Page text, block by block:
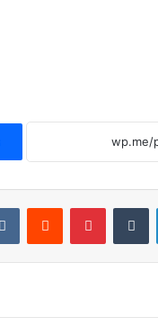
لينكدإن بينتيريست